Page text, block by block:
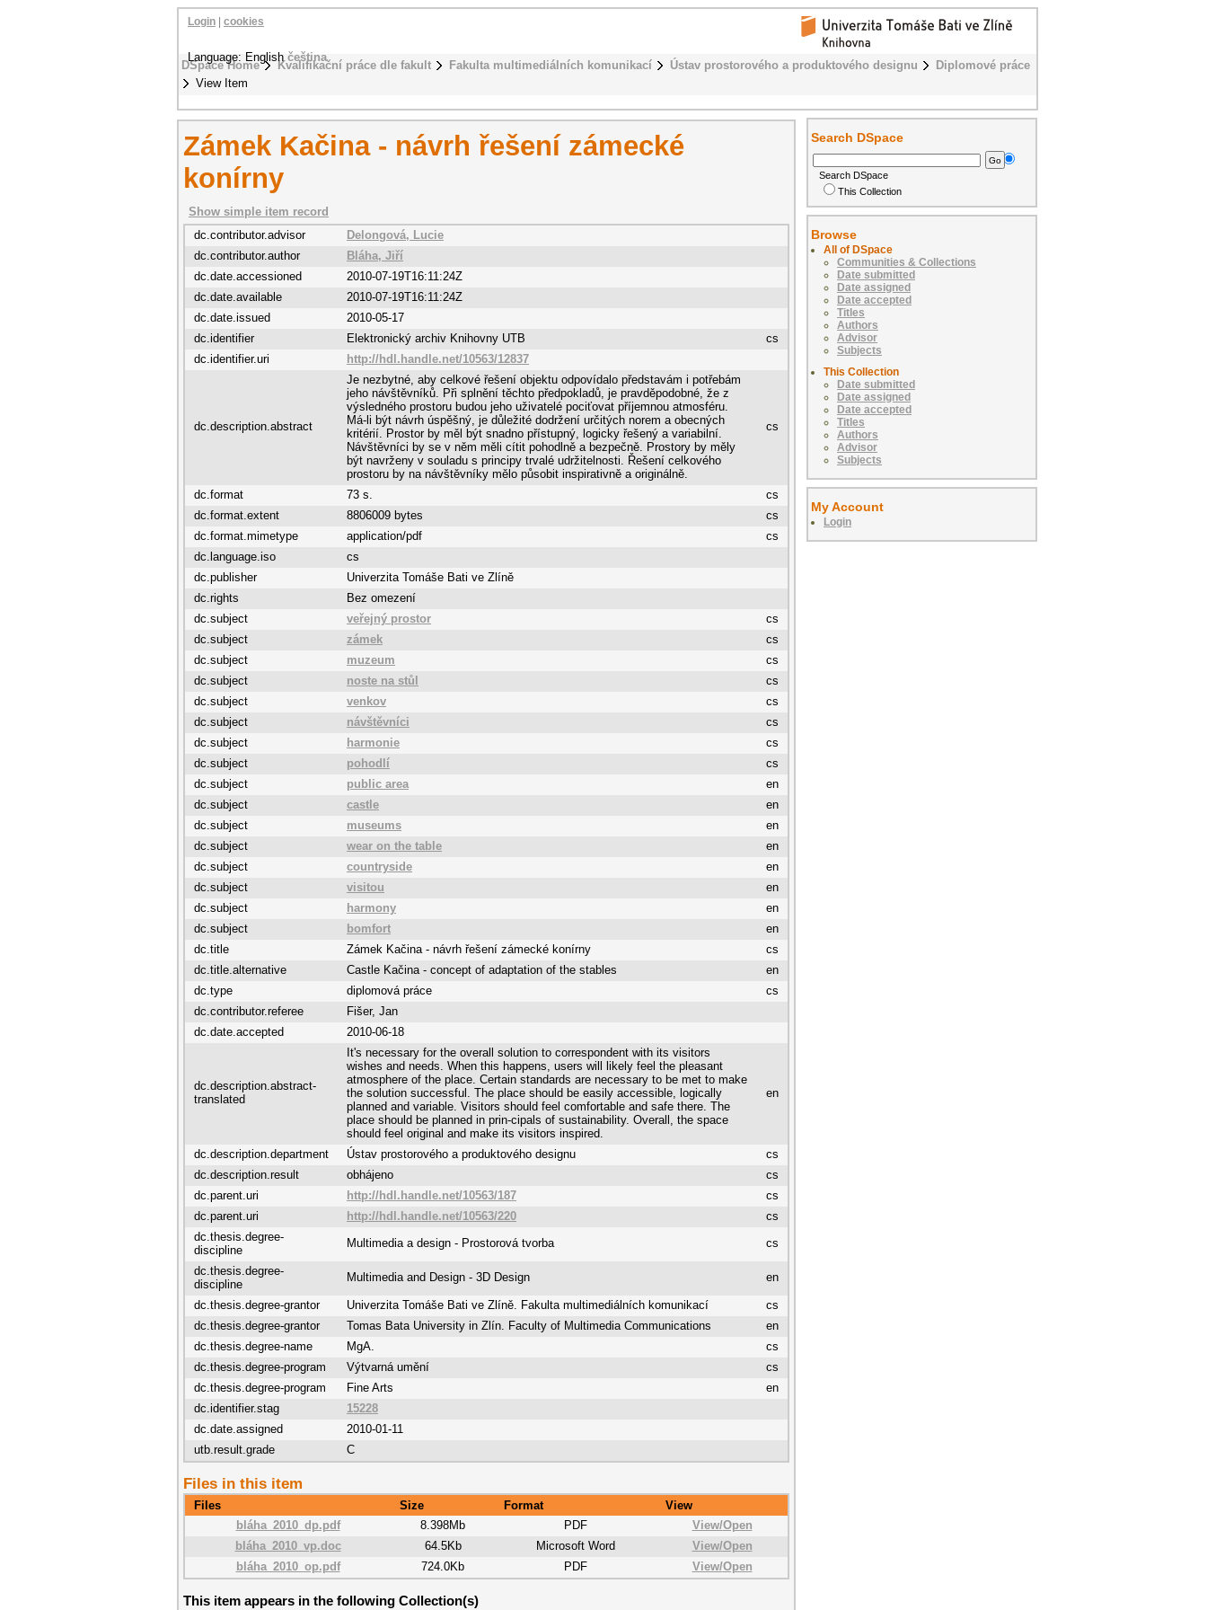
DSpace Home Kvalifikační práce dle fakult Fakulta multimediálních komunikací Ústav prostorového a produktového designu
Diplomové práce
View Item
Login cookies
Language: Englishčeština
Zámek Kačina - návrh řešení zámecké
konírny
Show simple item record
dc.contributor.advisor
Delongová, Lucie
dc.contributor.author
Bláha, Jiří
dc.date.accessioned
2010-07-19T16:11:24Z
dc.date.available
2010-07-19T16:11:24Z
dc.date.issued
2010-05-17
dc.identifier
Elektronický archiv Knihovny UTB
cs
dc.identifier.uri
http://hdl.handle.net/10563/12837
dc.description.abstract
Je nezbytné, aby celkové řešení objektu odpovídalo představám i potřebám
jeho návštěvníků. Při splnění těchto předpokladů, je pravděpodobné, že z
výsledného prostoru budou jeho uživatelé pociťovat příjemnou atmosféru.
Má-li být návrh úspěšný, je důležité dodržení určitých norem a obecných
kritérií. Prostor by měl být snadno přístupný, logicky řešený a variabilní.
Návštěvníci by se v něm měli cítit pohodlně a bezpečně. Prostory by měly
být navrženy v souladu s principy trvalé udržitelnosti. Řešení celkového
prostoru by na návštěvníky mělo působit inspirativně a originálně.
cs
dc.format 73 s.
cs
dc.format.extent
8806009 bytes
cs
dc.format.mimetype
application/pdf
cs
dc.language.iso
cs
dc.publisher
Univerzita Tomáše Bati ve Zlíně
dc.rights
Bez omezení
dc.subject
veřejný prostor
cs
dc.subject
zámek
cs
dc.subject
muzeum
cs
dc.subject
noste na stůl
cs
dc.subject
venkov
cs
dc.subject
návštěvníci
cs
dc.subject
harmonie
cs
dc.subject
pohodlí
cs
dc.subject
public area
en
dc.subject
castle
en
dc.subject
museums
en
dc.subject
wear on the table
en
dc.subject
countryside
en
dc.subject
visitou
en
dc.subject
harmony
en
dc.subject
bomfort
en
dc.title
Zámek Kačina - návrh řešení zámecké konírny
cs
dc.title.alternative
Castle Kačina - concept of adaptation of the stables
en
dc.type
diplomová práce
cs
dc.contributor.referee
Fišer, Jan
dc.date.accepted
2010-06-18
dc.description.abstract-
translated
It's necessary for the overall solution to correspondent with its visitors
wishes and needs. When this happens, users will likely feel the pleasant
atmosphere of the place. Certain standards are necessary to be met to make
the solution successful. The place should be easily accessible, logically
planned and variable. Visitors should feel comfortable and safe there. The
place should be planned in prin-cipals of sustainability. Overall, the space
should feel original and make its visitors inspired.
en
dc.description.department Ústav prostorového a produktového designu
cs
dc.description.result
obhájeno
cs
dc.parent.uri
http://hdl.handle.net/10563/187
cs
dc.parent.uri
http://hdl.handle.net/10563/220
cs
dc.thesis.degree-
discipline
Multimedia a design - Prostorová tvorba cs
dc.thesis.degree-
discipline
Multimedia and Design - 3D Design en
dc.thesis.degree-grantor Univerzita Tomáše Bati ve Zlíně. Fakulta multimediálních komunikací
cs
dc.thesis.degree-grantor
Tomas Bata University in Zlín. Faculty of Multimedia Communications
en
dc.thesis.degree-name
MgA.
cs
dc.thesis.degree-program
Výtvarná umění
cs
dc.thesis.degree-program
Fine Arts
en
dc.identifier.stag
15228
dc.date.assigned
2010-01-11
utb.result.grade
C
Files in this item
Files Size Format
View
bláha_2010_dp.pdf
8.398Mb PDF View/Open
bláha_2010_vp.doc
64.5Kb Microsoft Word View/Open
bláha_2010_op.pdf
724.0Kb PDF View/Open
This item appears in the following Collection(s)
Search DSpace
Search DSpace
This Collection
Browse
All of DSpace
Communities & Collections
Date submitted
Date assigned
Date accepted
Titles
Authors
Advisor
Subjects
This Collection
Date submitted
Date assigned
Date accepted
Titles
Authors
Advisor
Subjects
My Account
Login